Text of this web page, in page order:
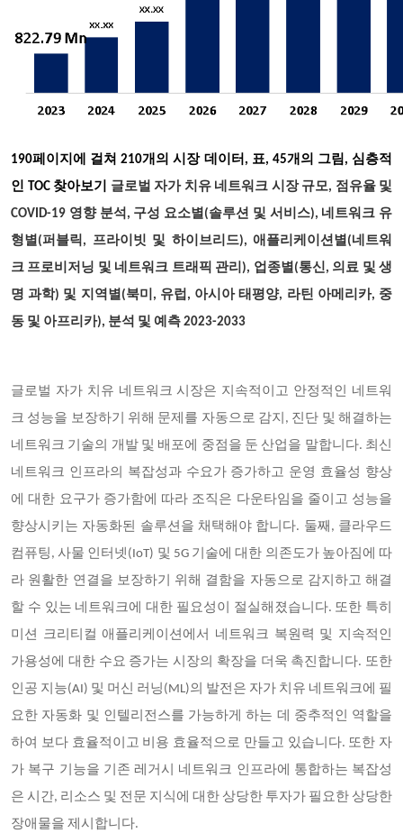
190페이지에 걸쳐 210개의 시장 데이터, 표, 45개의 그림, 심층적
인 TOC 찾아보기 글로벌 자가 치유 네트워크 시장 규모, 점유율 및
COVID-19 영향 분석, 구성 요소별(솔루션 및 서비스), 네트워크 유
형별(퍼블릭, 프라이빗 및 하이브리드), 애플리케이션별(네트워
크 프로비저닝 및 네트워크 트래픽 관리), 업종별(통신, 의료 및 생
명 과학) 및 지역별(북미, 유럽, 아시아 태평양, 라틴 아메리카, 중
동 및 아프리카), 분석 및 예측 2023-2033
글로벌 자가 치유 네트워크 시장은 지속적이고 안정적인 네트워
크 성능을 보장하기 위해 문제를 자동으로 감지, 진단 및 해결하는
네트워크 기술의 개발 및 배포에 중점을 둔 산업을 말합니다. 최신
네트워크 인프라의 복잡성과 수요가 증가하고 운영 효율성 향상
에 대한 요구가 증가함에 따라 조직은 다운타임을 줄이고 성능을
향상시키는 자동화된 솔루션을 채택해야 합니다. 둘째, 클라우드
컴퓨팅, 사물 인터넷(IoT) 및 5G 기술에 대한 의존도가 높아짐에 따
라 원활한 연결을 보장하기 위해 결함을 자동으로 감지하고 해결
할 수 있는 네트워크에 대한 필요성이 절실해졌습니다. 또한 특히
미션 크리티컬 애플리케이션에서 네트워크 복원력 및 지속적인
가용성에 대한 수요 증가는 시장의 확장을 더욱 촉진합니다. 또한
인공 지능(AI) 및 머신 러닝(ML)의 발전은 자가 치유 네트워크에 필
요한 자동화 및 인텔리전스를 가능하게 하는 데 중추적인 역할을
하여 보다 효율적이고 비용 효율적으로 만들고 있습니다. 또한 자
가 복구 기능을 기존 레거시 네트워크 인프라에 통합하는 복잡성
은 시간, 리소스 및 전문 지식에 대한 상당한 투자가 필요한 상당한
장애물을 제시합니다.